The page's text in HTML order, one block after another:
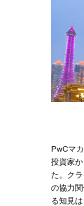
PwCマ
投資家
た。ク
の協力
る知見